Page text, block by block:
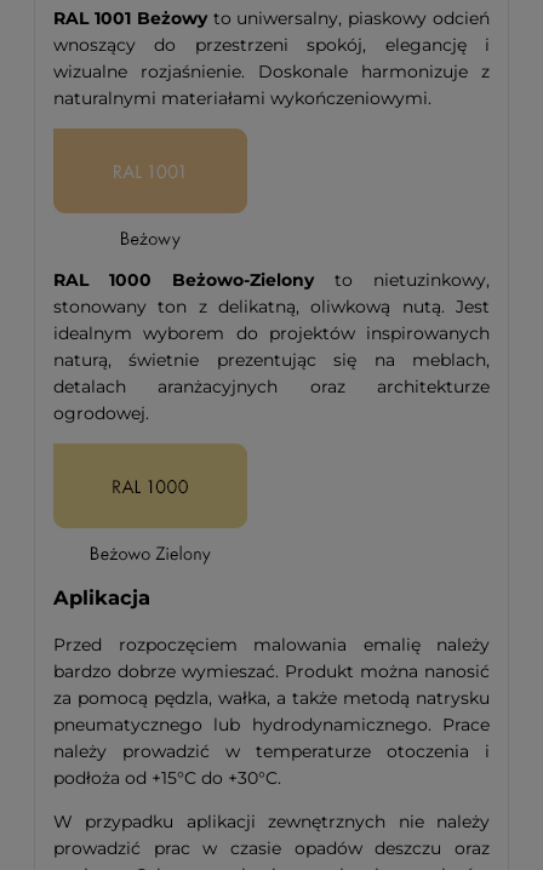
RAL 1001 Beżowyto uniwersalny, piaskowy odcień
wnoszący do przestrzeni spokój, elegancję i
wizualne rozjaśnienie. Doskonale harmonizuje z
naturalnymi materiałami wykończeniowymi.
RAL 1000 Beżowo-Zielonyto nietuzinkowy,
stonowany ton z delikatną, oliwkową nutą. Jest
idealnym wyborem do projektów inspirowanych
naturą, świetnie prezentując się na meblach,
detalach aranżacyjnych oraz architekturze
ogrodowej.
Aplikacja
Przed rozpoczęciem malowania emalię należy
bardzo dobrze wymieszać. Produkt można nanosić
za pomocą pędzla, wałka, a także metodą natrysku
pneumatycznego lub hydrodynamicznego. Prace
należy prowadzić w temperaturze otoczenia i
podłoża od +15°C do +30°C.
W przypadku aplikacji zewnętrznych nie należy
prowadzić prac w czasie opadów deszczu oraz